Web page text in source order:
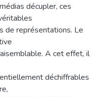
décupler, ces
de représentations. Le
A cet effet, il
déchiffrables